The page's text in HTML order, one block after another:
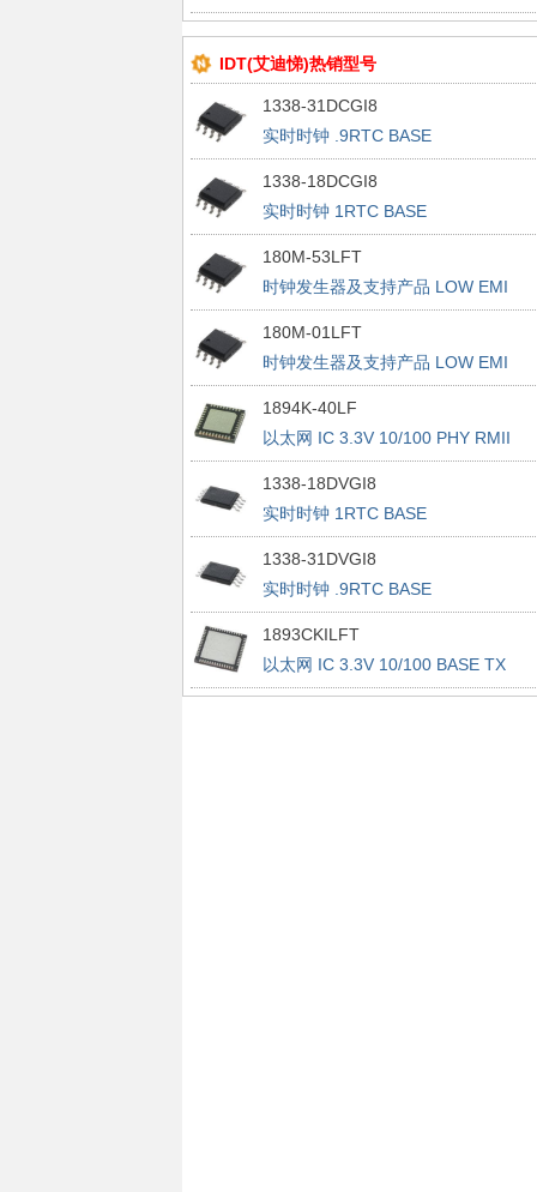
FEMTOCLOCK
IDT(艾迪悌)热销型号
1338-31DCGI8
实时时钟 .9RTC BASE
1338-18DCGI8
实时时钟 1RTC BASE
180M-53LFT
时钟发生器及支持产品 LOW EMI
CLOCK GENERATOR
180M-01LFT
时钟发生器及支持产品 LOW EMI
CLOCK GENERATOR
1894K-40LF
以太网 IC 3.3V 10/100 PHY RMII
1338-18DVGI8
实时时钟 1RTC BASE
1338-31DVGI8
实时时钟 .9RTC BASE
1893CKILFT
以太网 IC 3.3V 10/100 BASE TX
INTEGRATED PHYCEIVER